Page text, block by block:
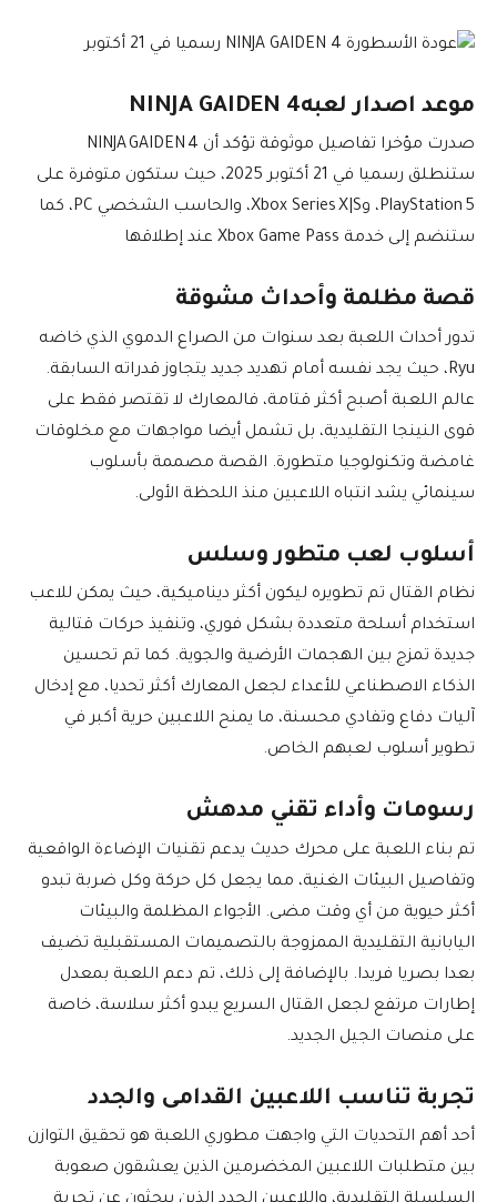
موعد اصدار لعبهNINJA GAIDEN 4
صدرت مؤخرا تفاصيل موثوقة تؤكد أن NINJA GAIDEN 4
ستنطلق رسميا في 21 أكتوبر 2025، حيث ستكون متوفرة على
PlayStation 5، وXbox Series X|S، والحاسب الشخصي PC، كما
ستنضم إلى خدمة Xbox Game Pass عند إطلاقها
قصة مظلمة وأحداث مشوقة
تدور أحداث اللعبة بعد سنوات من الصراع الدموي الذي خاضه
Ryu، حيث يجد نفسه أمام تهديد جديد يتجاوز قدراته السابقة.
عالم اللعبة أصبح أكثر قتامة، فالمعارك لا تقتصر فقط على
قوى النينجا التقليدية، بل تشمل أيضا مواجهات مع مخلوقات
غامضة وتكنولوجيا متطورة. القصة مصممة بأسلوب
سينمائي يشد انتباه اللاعبين منذ اللحظة الأولى.
أسلوب لعب متطور وسلس
نظام القتال تم تطويره ليكون أكثر ديناميكية، حيث يمكن للاعب
استخدام أسلحة متعددة بشكل فوري، وتنفيذ حركات قتالية
جديدة تمزج بين الهجمات الأرضية والجوية. كما تم تحسين
الذكاء الاصطناعي للأعداء لجعل المعارك أكثر تحديا، مع إدخال
آليات دفاع وتفادي محسنة، ما يمنح اللاعبين حرية أكبر في
تطوير أسلوب لعبهم الخاص.
رسومات وأداء تقني مدهش
تم بناء اللعبة على محرك حديث يدعم تقنيات الإضاءة الواقعية
وتفاصيل البيئات الغنية، مما يجعل كل حركة وكل ضربة تبدو
أكثر حيوية من أي وقت مضى. الأجواء المظلمة والبيئات
اليابانية التقليدية الممزوجة بالتصميمات المستقبلية تضيف
بعدا بصريا فريدا. بالإضافة إلى ذلك، تم دعم اللعبة بمعدل
إطارات مرتفع لجعل القتال السريع يبدو أكثر سلاسة، خاصة
على منصات الجيل الجديد.
تجربة تناسب اللاعبين القدامى والجدد
أحد أهم التحديات التي واجهت مطوري اللعبة هو تحقيق التوازن
بين متطلبات اللاعبين المخضرمين الذين يعشقون صعوبة